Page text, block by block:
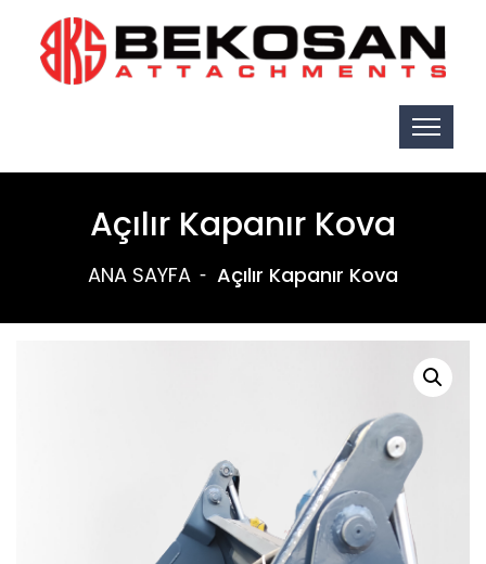
Açılır Kapanır Kova
ANA SAYFA Açılır Kapanır Kova